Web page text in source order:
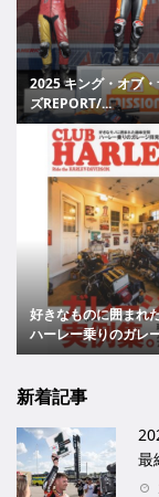
2025 キング・オブ
ズREPORT/...
好きなものに囲まれ
ハーレー乗りのガレ
新着記事
最